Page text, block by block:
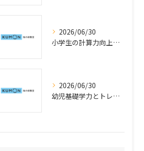
2026/06/30
小学生の計算力向上指導で公文式学習を活用した速度アップの工夫
2026/06/30
幼児基礎学力とトレーニングを神奈川県横浜市鶴見区で始めるための公文式活用法と学力向上のポイント